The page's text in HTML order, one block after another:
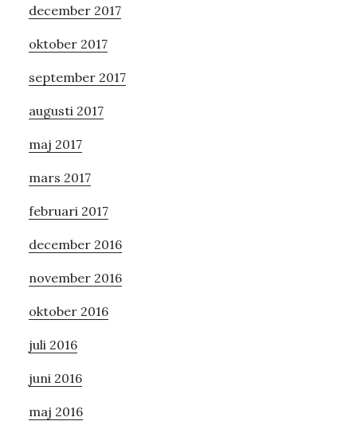
december 2017
oktober 2017
september 2017
augusti 2017
maj 2017
mars 2017
februari 2017
december 2016
november 2016
oktober 2016
juli 2016
juni 2016
maj 2016